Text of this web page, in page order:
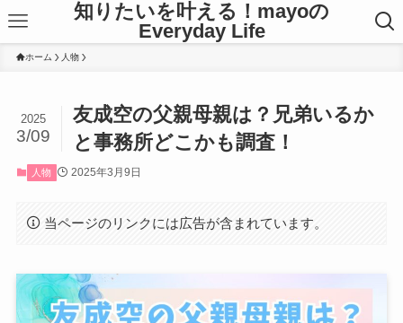
知りたいを叶える！mayoの
Everyday Life
ホーム 人物
友成空の父親母親は？兄弟いるか
と事務所どこかも調査！
2025
3/09
人物 2025年3月9日
当ページのリンクには広告が含まれています。